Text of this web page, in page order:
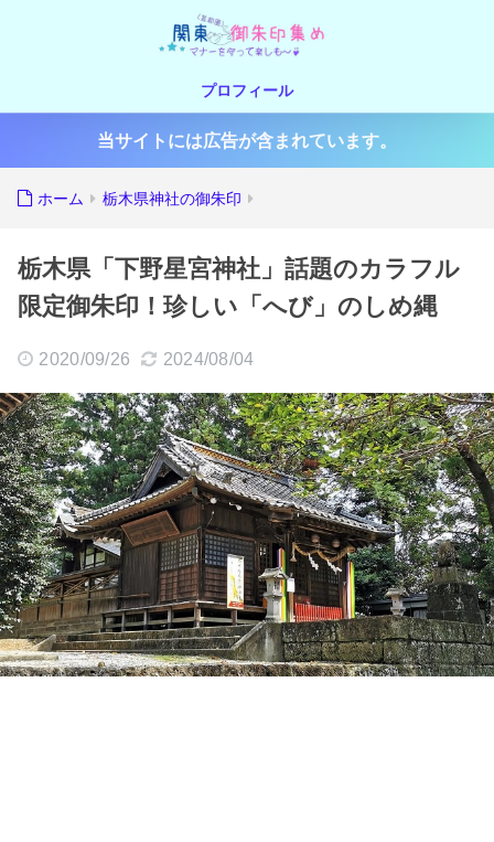
プロフィール
当サイトには広告が含まれています。
ホーム 栃木県神社の御朱印
栃木県「下野星宮神社」話題のカラフル
限定御朱印！珍しい「へび」のしめ縄
2020/09/26 2024/08/04